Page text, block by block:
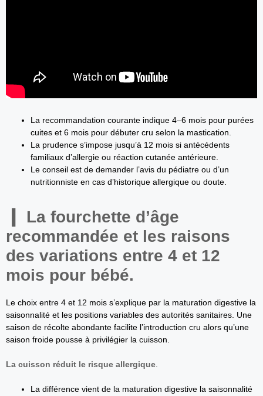
La recommandation courante indique 4–6 mois pour purées
cuites et 6 mois pour débuter cru selon la mastication.
La prudence s’impose jusqu’à 12 mois si antécédents
familiaux d’allergie ou réaction cutanée antérieure.
Le conseil est de demander l’avis du pédiatre ou d’un
nutritionniste en cas d’historique allergique ou doute.
La fourchette d’âge
recommandée et les raisons
des variations entre 4 et 12
mois pour bébé.
Le choix entre 4 et 12 mois s’explique par la maturation digestive la
saisonnalité et les positions variables des autorités sanitaires. Une
saison de récolte abondante facilite l’introduction cru alors qu’une
saison froide pousse à privilégier la cuisson.
La cuisson réduit le risque allergique
La différence vient de la maturation digestive la saisonnalité